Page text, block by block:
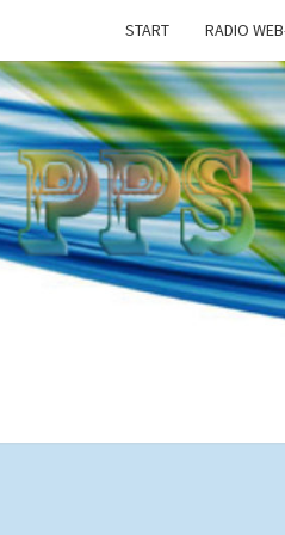
START RADIO